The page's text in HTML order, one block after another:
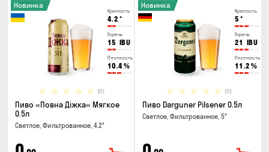
Крепость
4.2 °
Горечь
15 IBU
Плотность
10.4%
(0)
Новинка
Пиво «Повна Діжка» Мягкое
0.5л
Светлое, Фильтрованное, 4.2°
Крепость
5 °
Горечь
21 IBU
Плотность
11.2 %
(0)
Новинка
Пиво Darguner Pilsener 0.5л
Светлое, Фильтрованное, 5°